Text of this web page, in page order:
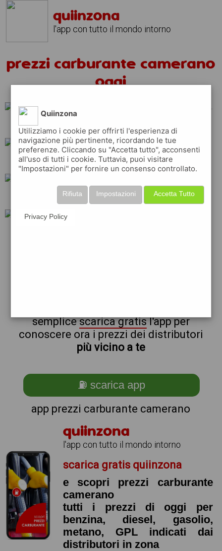
quiinzona
l'app con tutto il mondo intorno
prezzi carburante camerano
oggi
erg
eni total api
shell q8
semplicescarica gratisl'app per
conoscere ora i prezzi dei distributori
più vicino a te
⛽ scarica app
app prezzi carburante camerano
quiinzona
l'app con tutto il mondo intorno
scarica gratis quiinzona
e scopri prezzi carburante
camerano
tutti i prezzi di oggi per
benzina, diesel, gasolio,
metano, GPL indicati dai
distributori in zona
Quiinzona
Utilizziamo i cookie per offrirti l'esperienza di
navigazione più pertinente, ricordando le tue
preferenze. Cliccando su "Accetta tutto", acconsenti
all'uso di tutti i cookie. Tuttavia, puoi visitare
"Impostazioni" per fornire un consenso controllato.
Accetta Tutto
Impostazioni
Rifiuta
Privacy Policy